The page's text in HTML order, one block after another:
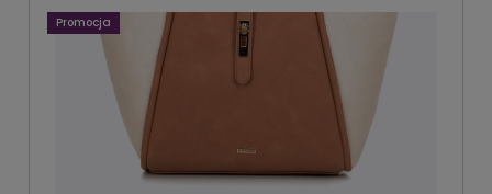
Promocja